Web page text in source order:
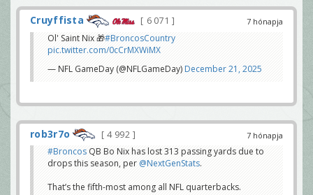
7 hónapja
Cruyffista
6 071
Ol' Saint Nix 🎁#BroncosCountry
pic.twitter.com/0cCrMXWiMX
— NFL GameDay (@NFLGameDay)December 21, 2025
7 hónapja
rob3r7o
4 992
#Broncos QB Bo Nix has lost 313 passing yards due to
drops this season, per @NextGenStats.
That’s the fifth-most among all NFL quarterbacks.